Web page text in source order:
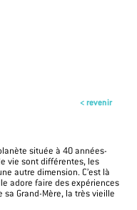
< revenir
située à 40 années-
vie sont différentes, les
autre dimension. C’est là
adore faire des expériences
Grand-Mère, la très vieille